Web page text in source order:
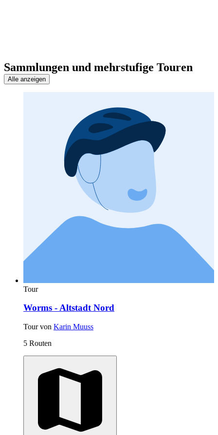
Sammlungen und mehrstufige Touren
Alle anzeigen
Tour
Worms - Altstadt Nord
Tour von Karin Muuss
5 Routen